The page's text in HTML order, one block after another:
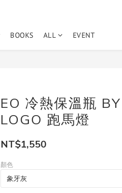
BOOKS ALL EVENT
EO 冷熱保溫瓶
LOGO 跑馬燈
NT$1,550
顏色